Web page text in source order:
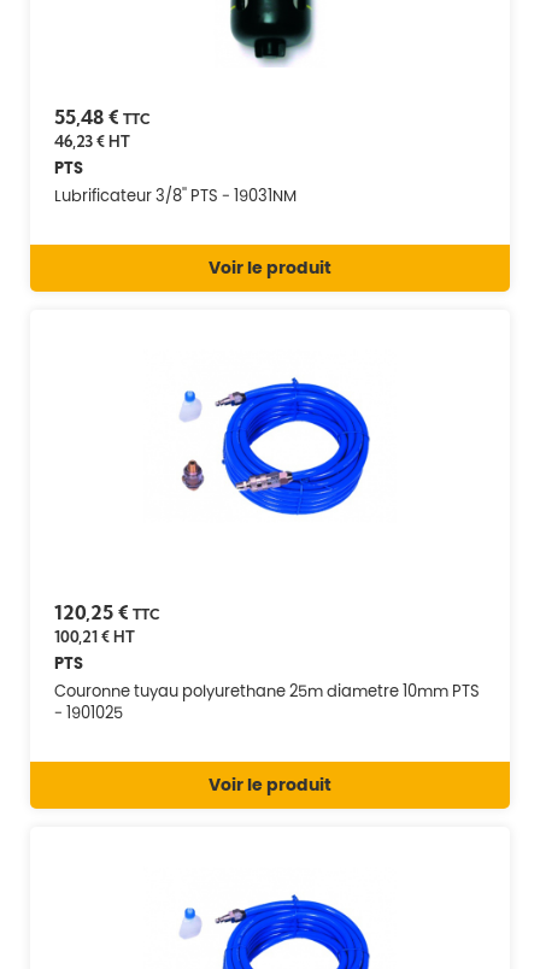
55,48 € TTC
46,23 €HT
PTS
Lubrificateur 3/8'' PTS - 19031NM
Voir le produit
120,25 € TTC
100,21 €HT
PTS
Couronne tuyau polyurethane 25m diametre 10mm PTS
- 1901025
Voir le produit